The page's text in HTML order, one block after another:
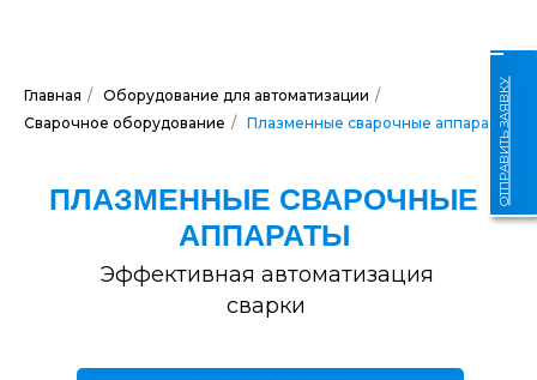
ОТПРАВИТЬ ЗАЯВКУ
Главная / Оборудование для автоматизации /
Сварочное оборудование / Плазменные сварочные аппараты
ПЛАЗМЕННЫЕ СВАРОЧНЫЕ
АППАРАТЫ
Эффективная автоматизация
сварки